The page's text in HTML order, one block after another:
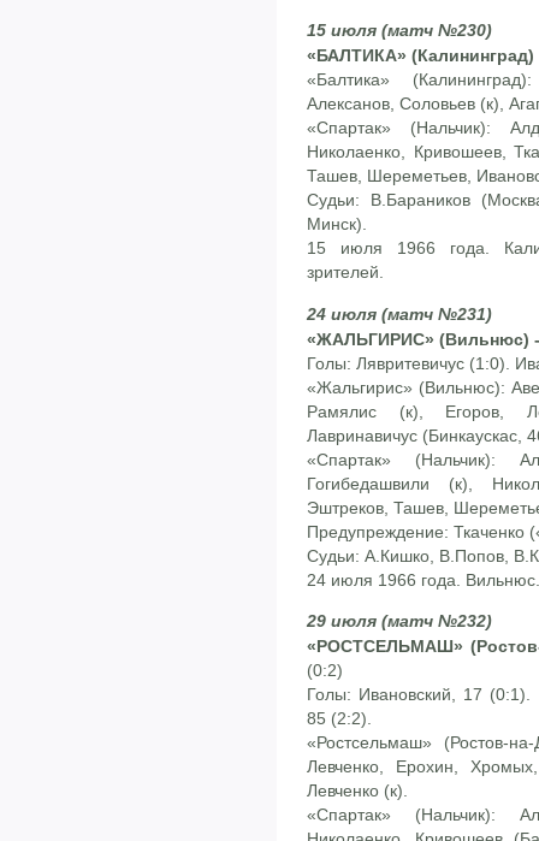
15 июля (матч №230)
«БАЛТИКА»
«Балтика»
Алексанов, Соловьев (к),
«Спартак» (Нальчик):
Николаенко, Кривошеев,
Ташев, Шереметьев,
Судьи: В.Бараников
Минск).
15 июля 1966 года.
зрителей.
24 июля (матч №231)
«ЖАЛЬГИРИС» (Вильнюс)
Голы: Лявритевичус (1:0).
«Жальгирис» (Вильнюс):
Рамялис (к), Егоров,
Лавринавичус (Бинкаускас,
«Спартак» (Нальчик):
Гогибедашвили (к),
Эштреков, Ташев,
Предупреждение: Ткаченко
Судьи: А.Кишко, В.Попов,
24 июля 1966 года.
29 июля (матч №232)
«РОСТСЕЛЬМАШ»
(0:2)
Голы: Ивановский, 17
85 (2:2).
«Ростсельмаш» (Ростов-
Левченко, Ерохин,
Левченко (к).
«Спартак» (Нальчик):